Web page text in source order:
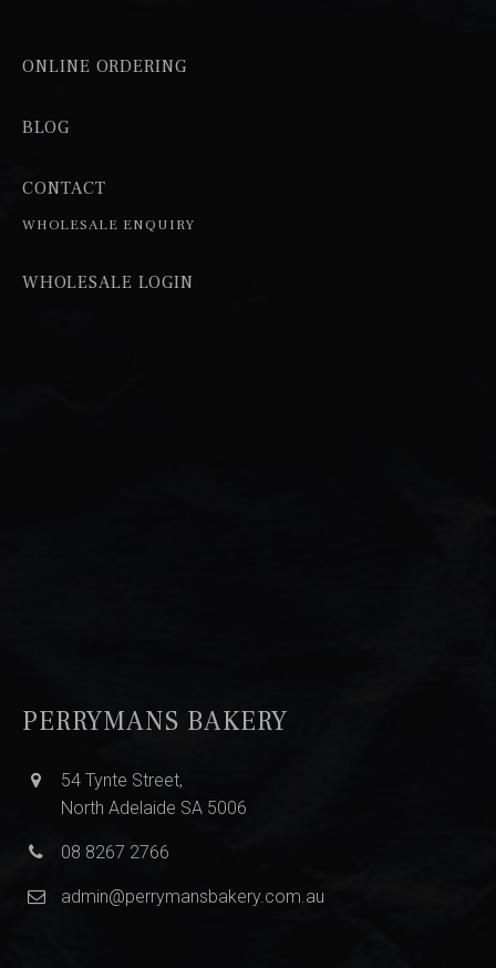
ONLINE ORDERING
BLOG
CONTACT
WHOLESALE ENQUIRY
WHOLESALE LOGIN
PERRYMANS BAKERY
54 Tynte Street,
North Adelaide SA 5006
08 8267 2766
admin@perrymansbakery.com.au